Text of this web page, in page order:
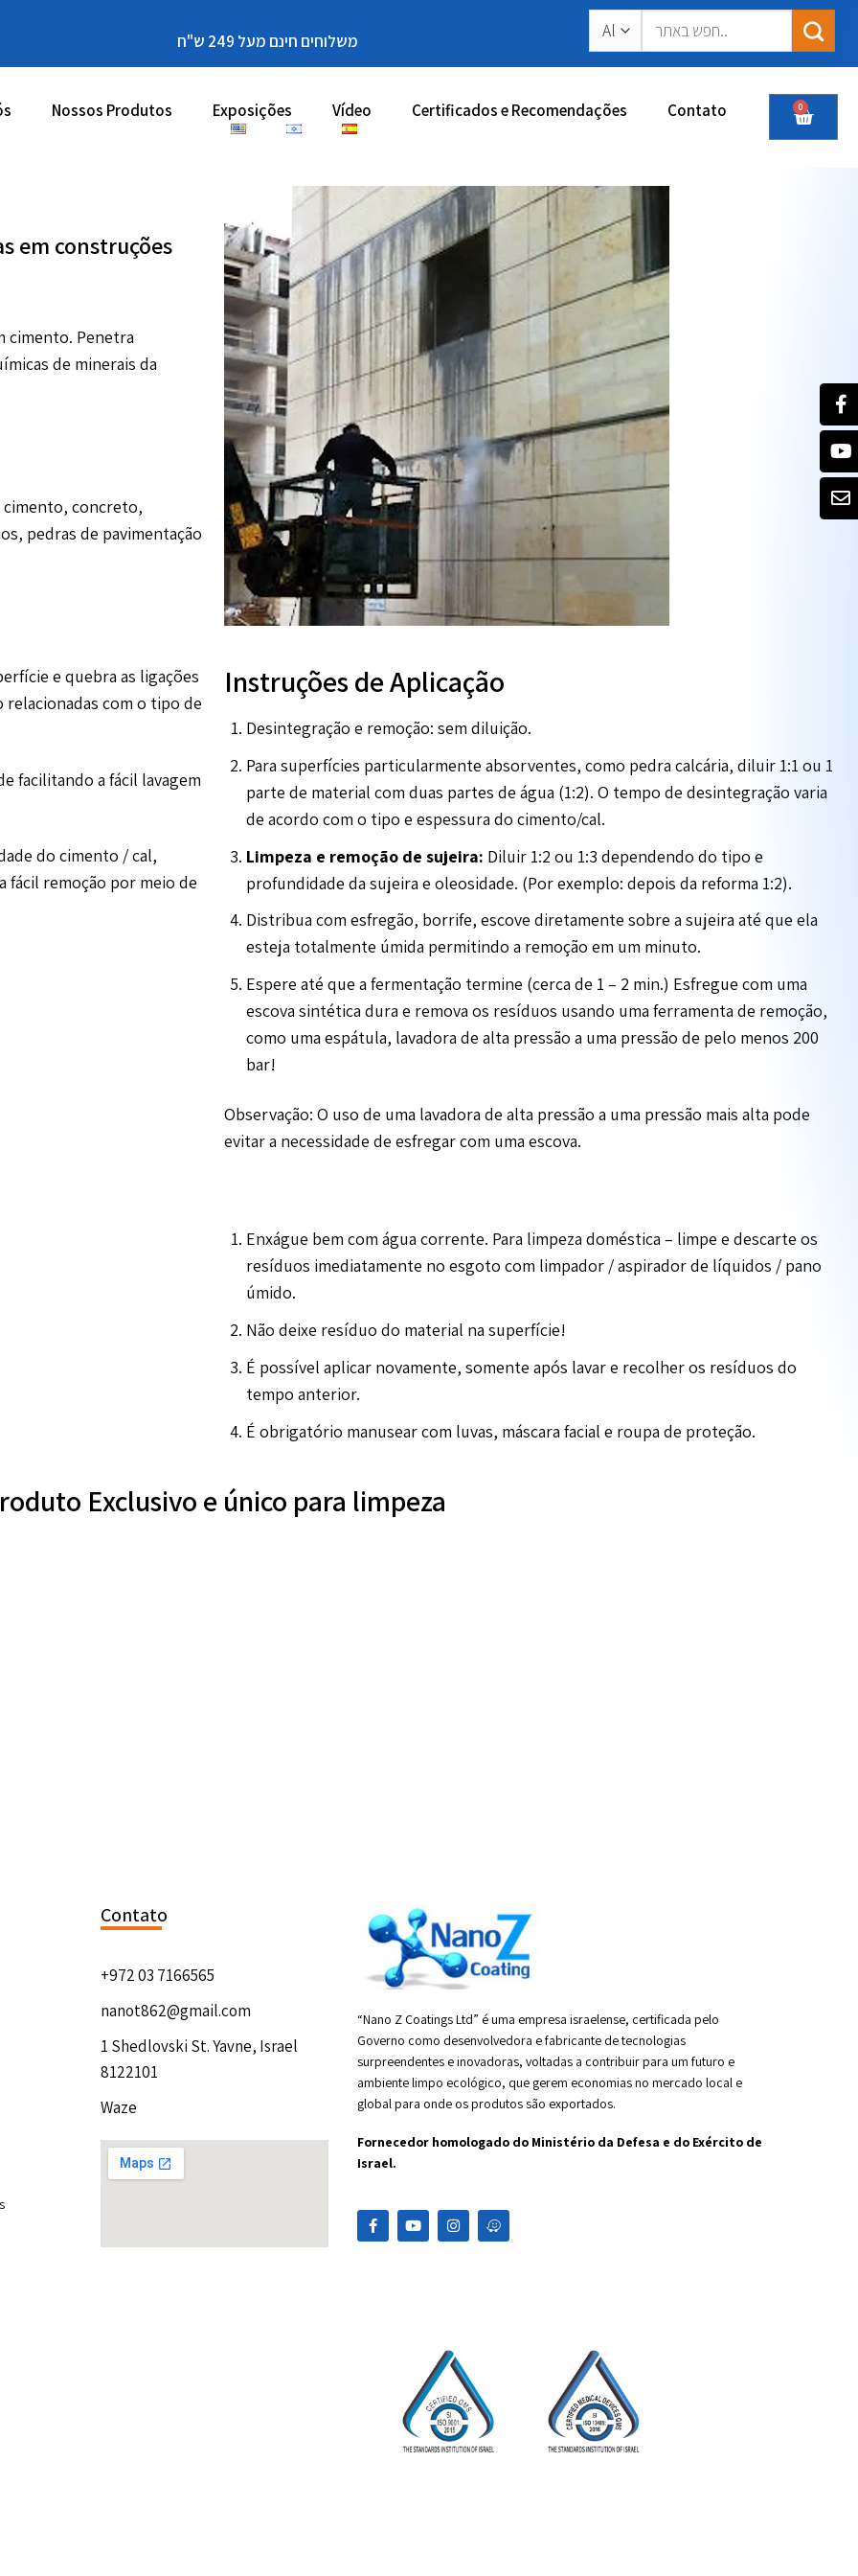
משלוחים חינם מעל 249 ש"ח
Nossos Produtos Exposições Vídeo Certificados e Recomendações Contato 0
em construções
cimento. Penetra
de minerais da
cimento, concreto,
pedras de pavimentação
e quebra as ligações
com o tipo de
facilitando a fácil lavagem
do cimento / cal,
fácil remoção por meio de
Instruções de Aplicação
Desintegração e remoção: sem diluição.
Para superfícies particularmente absorventes, como pedra calcária, diluir 1:1 ou 1
parte de material com duas partes de água (1:2). O tempo de desintegração varia
de acordo com o tipo e espessura do cimento/cal.
Limpeza e remoção de sujeira: Diluir 1:2 ou 1:3 dependendo do tipo e
profundidade da sujeira e oleosidade. (Por exemplo: depois da reforma 1:2).
Distribua com esfregão, borrife, escove diretamente sobre a sujeira até que ela
esteja totalmente úmida permitindo a remoção em um minuto.
Espere até que a fermentação termine (cerca de 1 – 2 min.) Esfregue com uma
escova sintética dura e remova os resíduos usando uma ferramenta de remoção,
como uma espátula, lavadora de alta pressão a uma pressão de pelo menos 200
bar!
Observação: O uso de uma lavadora de alta pressão a uma pressão mais alta pode
evitar a necessidade de esfregar com uma escova.
Enxágue bem com água corrente. Para limpeza doméstica – limpe e descarte os
resíduos imediatamente no esgoto com limpador / aspirador de líquidos / pano
úmido.
Não deixe resíduo do material na superfície!
É possível aplicar novamente, somente após lavar e recolher os resíduos do
tempo anterior.
É obrigatório manusear com luvas, máscara facial e roupa de proteção.
Exclusivo e único para limpeza
Contato
+972 03 7166565
nanot862@gmail.com
1 Shedlovski St. Yavne, Israel
8122101
Waze
“Nano Z Coatings Ltd” é uma empresa israelense, certificada pelo
Governo como desenvolvedora e fabricante de tecnologias
surpreendentes e inovadoras, voltadas a contribuir para um futuro e
ambiente limpo ecológico, que gerem economias no mercado local e
global para onde os produtos são exportados.
Fornecedor homologado do Ministério da Defesa e do Exército de
Israel.